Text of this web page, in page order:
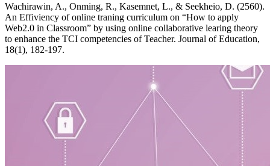
Wachirawin, A., Onming, R., Kasemnet, L., & Seekheio, D. (2560).
An Effiviency of online traning curriculum on “How to apply
Web2.0 in Classroom” by using online collaborative learing theory
to enhance the TCI competencies of Teacher. Journal of Education,
18(1), 182-197.